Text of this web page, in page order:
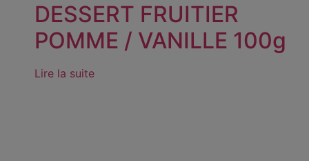
DESSERT FRUITIER
POMME / VANILLE 100g
Lire la suite